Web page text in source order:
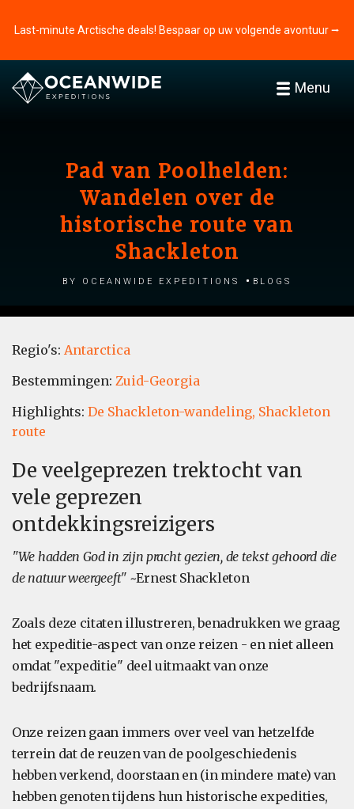
Last-minute Arctische deals! Bespaar op uw volgende avontuur ⭢
Menu
Pad van Poolhelden:
Wandelen over de
historische route van
Shackleton
by Oceanwide Expeditions Blogs
Regio's: Antarctica
Bestemmingen: Zuid-Georgia
Highlights: De Shackleton-wandeling, Shackleton
route
De veelgeprezen trektocht van
vele geprezen
ontdekkingsreizigers
"We hadden God in zijn pracht gezien, de tekst gehoord die
de natuur weergeeft" ~Ernest Shackleton
Zoals deze citaten illustreren, benadrukken we graag
het expeditie-aspect van onze reizen - en niet alleen
omdat "expeditie" deel uitmaakt van onze
bedrijfsnaam.
Onze reizen gaan immers over veel van hetzelfde
terrein dat de reuzen van de poolgeschiedenis
hebben verkend, doorstaan en (in mindere mate) van
hebben genoten tijdens hun historische expedities,